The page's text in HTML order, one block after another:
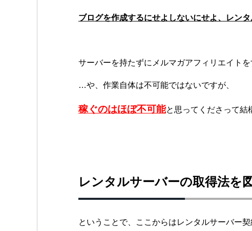
ブログを作成するにせよしないにせよ、レン
サーバーを持たずにメルマガアフィリエイト
…や、作業自体は不可能ではないですが、
稼ぐのはほぼ不可能と思ってくださって
レンタルサーバーの取得法を
ということで、ここからはレンタルサーバー